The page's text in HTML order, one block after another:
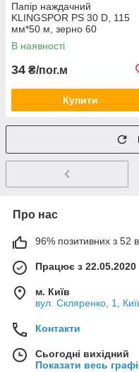
Папір наждачний
KLINGSPOR PS 30 D, 115
мм*50 м, зерно 60
В наявності
34 ₴/пог.м
Купити
Про нас
96% позитивних з 52
Працює з 22.05.2020
м. Київ
вул. Скляренко, 1,
Контакти
Сьогодні вихідний
Показати весь